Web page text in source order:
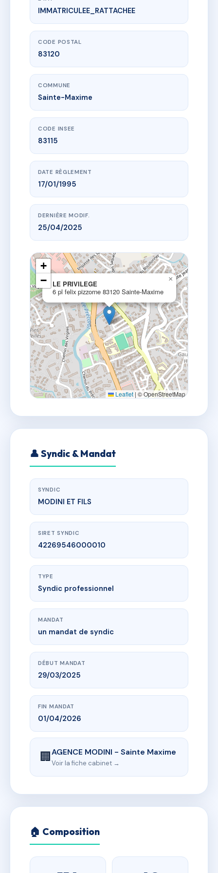
www.vme.plus/AC3448206
LE PRIVILEGE
6 pl felix pizzorne83120 Sainte-Maxime
IMMATRICULEE_RATTACHEE
CODE POSTAL
83120
COMMUNE
Sainte-Maxime
CODE INSEE
83115
DATE RÈGLEMENT
17/01/1995
DERNIÈRE MODIF.
25/04/2025
LE PRIVILEGE
6 pl felix pizzorne 83120 Sainte-Maxime
×
+
−
Leaflet| © OpenStreetMap
👤 Syndic & Mandat
SYNDIC
MODINI ET FILS
SIRET SYNDIC
42269546000010
TYPE
Syndic professionnel
MANDAT
un mandat de syndic
DÉBUT MANDAT
29/03/2025
FIN MANDAT
01/04/2026
🏢AGENCE MODINI - Sainte Maxime
Voir la fiche cabinet →
🏠 Composition